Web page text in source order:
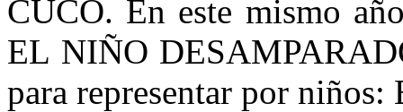
CUCO. En este mismo
EL NIÑO
para representar por